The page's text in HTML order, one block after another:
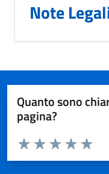
Note
Quanto sono
pagina?
Valuta da 1 a 5 stelle la
Valuta
Valuta 4
Valuta 3
Valuta 2 stelle su
Valuta 1 stelle su 5